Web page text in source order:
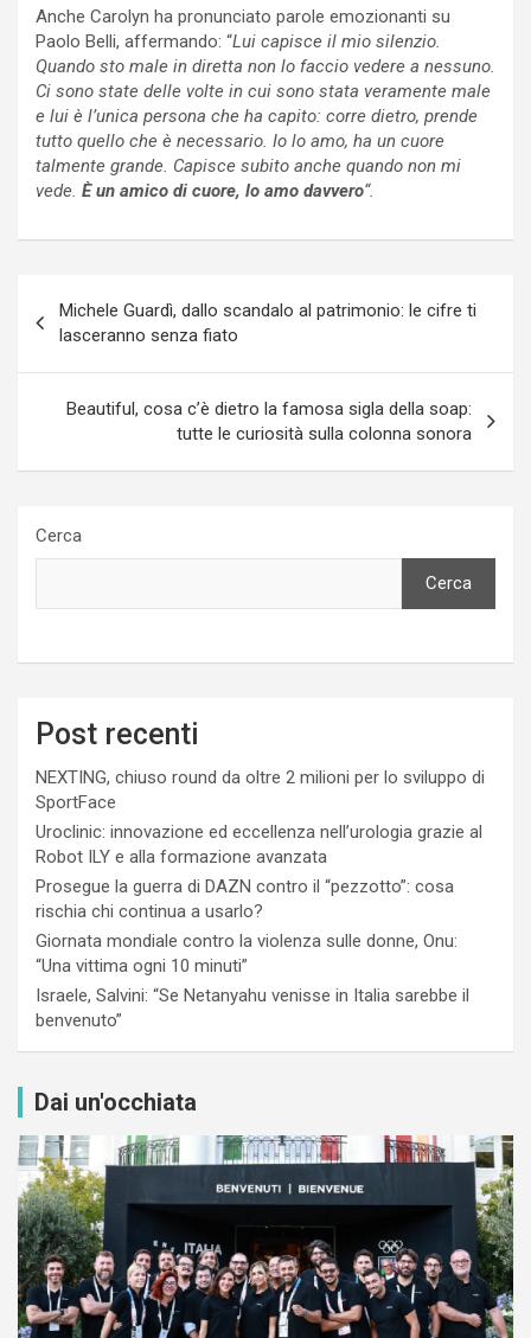
Anche Carolyn ha pronunciato parole emozionanti su
Paolo Belli, affermando: “Lui capisce il mio silenzio.
Quando sto male in diretta non lo faccio vedere a nessuno.
Ci sono state delle volte in cui sono stata veramente male
e lui è l’unica persona che ha capito: corre dietro, prende
tutto quello che è necessario. Io lo amo, ha un cuore
talmente grande. Capisce subito anche quando non mi
vede. È un amico di cuore, lo amo davvero“.
articoli
Michele Guardì, dallo scandalo al patrimonio: le cifre ti
lasceranno senza fiato
Beautiful, cosa c’è dietro la famosa sigla della soap:
tutte le curiosità sulla colonna sonora
Cerca
Cerca
Post recenti
NEXTING, chiuso round da oltre 2 milioni per lo sviluppo di
SportFace
Uroclinic: innovazione ed eccellenza nell’urologia grazie al
Robot ILY e alla formazione avanzata
Prosegue la guerra di DAZN contro il “pezzotto”: cosa
rischia chi continua a usarlo?
Giornata mondiale contro la violenza sulle donne, Onu:
“Una vittima ogni 10 minuti”
Israele, Salvini: “Se Netanyahu venisse in Italia sarebbe il
benvenuto”
Dai un'occhiata